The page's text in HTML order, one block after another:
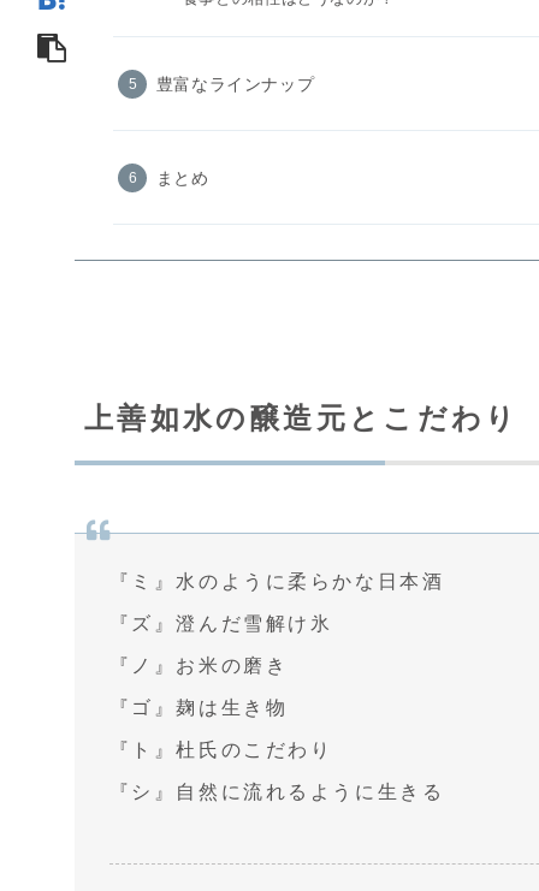
豊富なラインナップ
まとめ
上善如水の醸造元とこだわり
『ミ』水のように柔らかな日本酒
『ズ』澄んだ雪解け氷
『ノ』お米の磨き
『ゴ』麹は生き物
『ト』杜氏のこだわり
『シ』自然に流れるように生きる